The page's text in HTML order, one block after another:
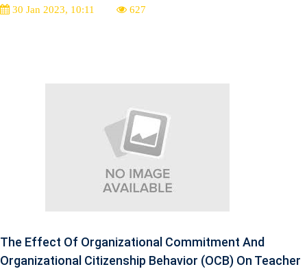
30 Jan 2023, 10:11 627
The Effect Of Organizational Commitment And
Organizational Citizenship Behavior (OCB) On Teacher